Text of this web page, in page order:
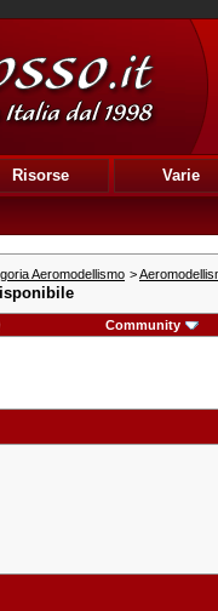
Risorse Varie
Aeromodellismo >
Community